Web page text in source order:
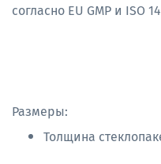
согласно EU GMP и ISO
Размеры:
Толщина